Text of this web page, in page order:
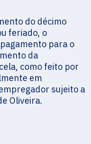
do décimo
feriado, o
para o
da
como feito por
em
sujeito a
Oliveira.